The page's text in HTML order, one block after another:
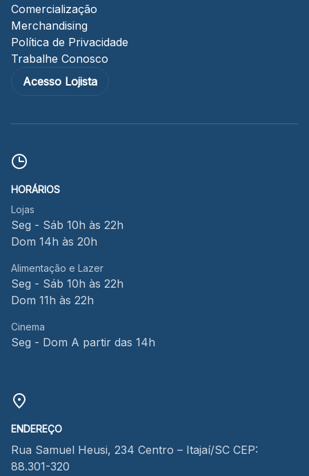
Comercialização
Merchandising
Política de Privacidade
Trabalhe Conosco
Acesso Lojista
HORÁRIOS
Lojas
Seg - Sáb 10h às 22h
Dom 14h às 20h
Alimentação e Lazer
Seg - Sáb 10h às 22h
Dom 11h às 22h
Cinema
Seg - Dom A partir das 14h
ENDEREÇO
Rua Samuel Heusi, 234 Centro – Itajaí/SC CEP:
88.301-320